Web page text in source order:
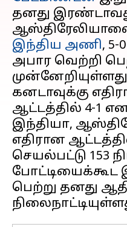
தனது இரண்டாவது
இந்திய அணி,
அபார வெற்றி
கனடாவுக்கு
ஆட்டத்தில் 4-1
இந்தியா,
எதிரான
செயல்பட்டு 153
போட்டியைக்கூட
பெற்று தனது